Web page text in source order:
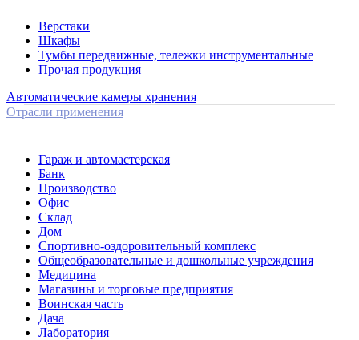
Верстаки
Шкафы
Тумбы передвижные, тележки инструментальные
Прочая продукция
Автоматические камеры хранения
Отрасли применения
Гараж и автомастерская
Банк
Производство
Офис
Склад
Дом
Спортивно-оздоровительный комплекс
Общеобразовательные и дошкольные учреждения
Медицина
Магазины и торговые предприятия
Воинская часть
Дача
Лаборатория